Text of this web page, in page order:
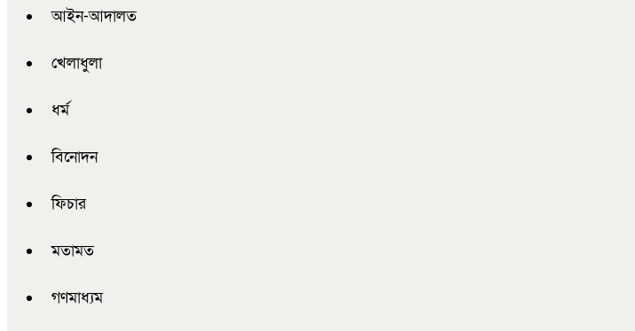
আইন-আদালত
খেলাধুলা
ধর্ম
বিনোদন
ফিচার
মতামত
গণমাধ্যম